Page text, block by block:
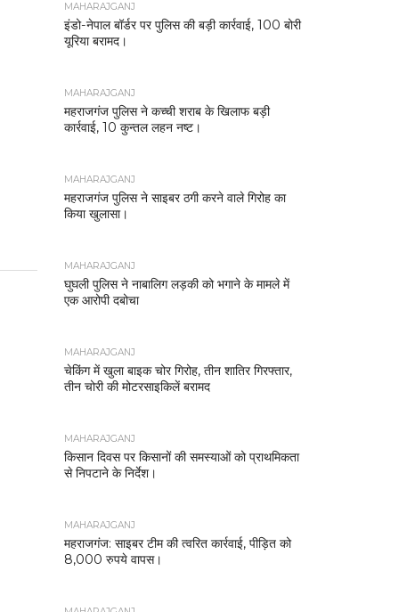
MAHARAJGANJ
इंडो-नेपाल बॉर्डर पर पुलिस की बड़ी कार्रवाई, 100 बोरी
यूरिया बरामद।
MAHARAJGANJ
महराजगंज पुलिस ने कच्ची शराब के खिलाफ बड़ी
कार्रवाई, 10 कुन्तल लहन नष्ट।
MAHARAJGANJ
महराजगंज पुलिस ने साइबर ठगी करने वाले गिरोह का
किया खुलासा।
MAHARAJGANJ
घुघली पुलिस ने नाबालिग लड़की को भगाने के मामले में
एक आरोपी दबोचा
MAHARAJGANJ
चेकिंग में खुला बाइक चोर गिरोह, तीन शातिर गिरफ्तार,
तीन चोरी की मोटरसाइकिलें बरामद
MAHARAJGANJ
किसान दिवस पर किसानों की समस्याओं को प्राथमिकता
से निपटाने के निर्देश।
MAHARAJGANJ
महराजगंज: साइबर टीम की त्वरित कार्रवाई, पीड़ित को
8,000 रुपये वापस।